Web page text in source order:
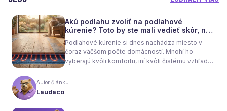
Akú podlahu zvoliť na podlahové
kúrenie? Toto by ste mali vedieť skôr, než
sa rozhodnete
Podlahové kúrenie si dnes nachádza miesto v
čoraz väčšom počte domácností. Mnohí ho
vyberajú kvôli komfortu, iní kvôli čistému vzhľadu
Autor článku
Laudaco